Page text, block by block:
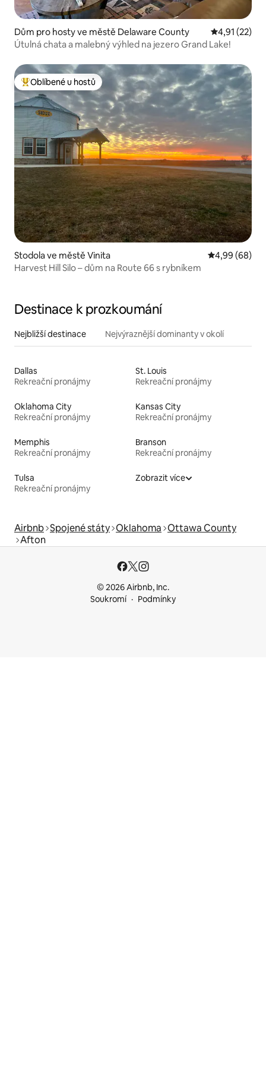
Dům pro hosty ve městě Delaware County Průměrné
4,91 (22)
Útulná chata a malebný výhled na jezero Grand Lake!
Nejlepší v kategorii Oblíbené u hostů
Oblíbené u hostů
Stodola ve městě Vinita Průměrné
4,99 (68)
Harvest Hill Silo – dům na Route 66 s rybníkem
Destinace k prozkoumání
Nejbližší destinace Nejvýraznější dominanty v okolí
Dallas
Rekreační pronájmy
St. Louis
Rekreační pronájmy
Oklahoma City
Rekreační pronájmy
Kansas City
Rekreační pronájmy
Memphis
Rekreační pronájmy
Branson
Rekreační pronájmy
Tulsa
Rekreační pronájmy
Zobrazit více
Airbnb Spojené státy Oklahoma Ottawa County
Afton
© 2026 Airbnb, Inc.
Soukromí
Podmínky